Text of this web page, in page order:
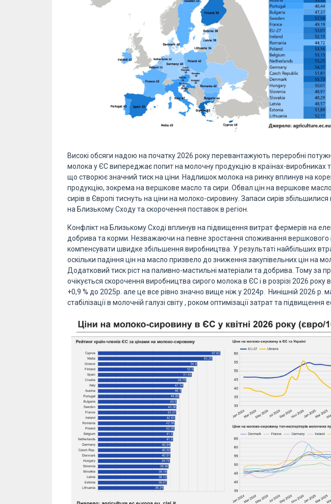
Високі обсяги надою на початку 2026 року перевантажують переробні
молока у ЄС випереджає попит на молочну продукцію в країнах-виробниках
що створює значний тиск на ціни. Надлишок молока на ринку вплинув на
продукцію, зокрема на вершкове масло та сири. Обвал цін на вершкове
сирів в Європі тиснуть на ціни на молоко-сировину. Запаси сирів збільшилися
на Близькому Сходу та скорочення поставок в регіон.
Конфлікт на Близькому Сході вплинув на підвищення витрат фермерів на
добрива та корми. Незважаючи на певне зростання споживання вершкового
компенсувати швидке збільшення виробництва. У результаті найбільших
оскільки падіння цін на масло призвело до зниження закупівельних цін на
Додатковий тиск ріст на паливно-мастильні матеріали та добрива. Тому за
очікується скорочення виробництва сирого молока в ЄС і в розрізі 2026
+0,9 % до 2025р. але це все рівно значно вище ніж у 2024р. Нинішній 2026 р.
стабілізації в молочній галузі світу , роком оптимізації затрат та підвищення